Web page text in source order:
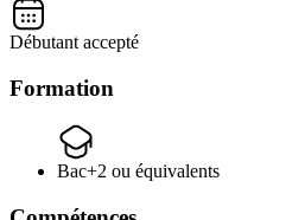
Débutant accepté
Formation
Bac+2 ou équivalents